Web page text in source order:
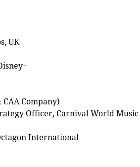
UK
Company)
Officer, Carnival World Music
International